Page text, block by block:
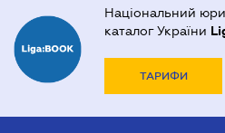
Національний
каталог України
ТАРИФИ